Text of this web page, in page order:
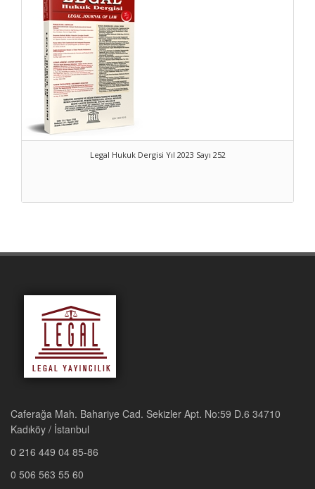
Legal Hukuk Dergisi Yıl 2023 Sayı 252
Caferağa Mah. Bahariye Cad. Sekizler Apt. No:59 D.6 34710
Kadıköy / İstanbul
0 216 449 04 85-86
0 506 563 55 60